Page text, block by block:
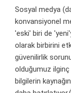
Sosyal medya
konvansiyonel
'eski' biri de
olarak birbirini
güvenilirlik
olduğumuz ilginç
bilgilerin